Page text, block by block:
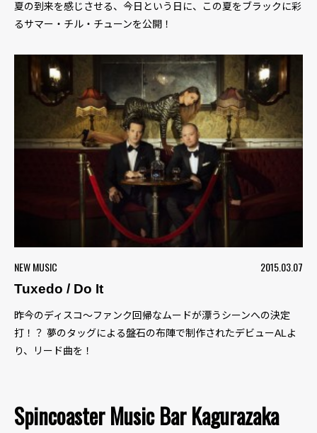
夏の到来を感じさせる、今日という日に、この夏をブラックに彩
るサマー・チル・チューンを公開！
NEW MUSIC
2015.03.07
Tuxedo / Do It
昨今のディスコ～ファンク回帰なムードが漂うシーンへの決定
打！？ 夢のタッグによる盤石の布陣で制作されたデビューALよ
り、リード曲を！
Spincoaster Music Bar Kagurazaka